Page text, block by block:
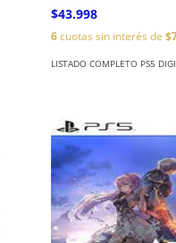
$43.998
6cuotas sin interés de
LISTADO COMPLETO PS5